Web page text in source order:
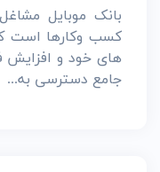
بانک موبایل
کسب وکارها است
های خود و افزایش
جامع دسترسی به...